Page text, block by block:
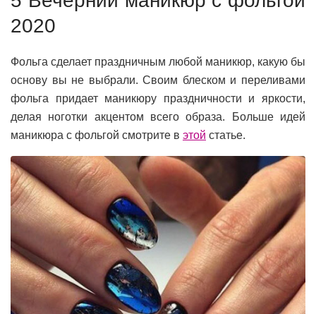
2020
Фольга сделает праздничным любой маникюр, какую бы
основу вы не выбрали. Своим блеском и переливами
фольга придает маникюру праздничности и яркости,
делая ноготки акцентом всего образа. Больше идей
маникюра с фольгой смотрите в этой статье.